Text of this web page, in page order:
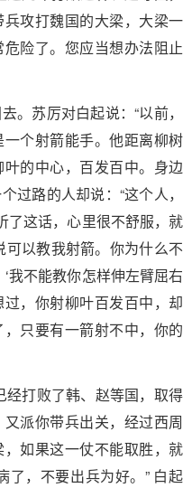
攻打魏国的大梁，大梁一
险了。您应当想办法阻止
苏厉对白起说：“以前，
个射箭能手。他距离柳树
的中心，百发百中。身边
过路的人却说：“这个人，
了这话，心里很不舒服，就
可以教我射箭。你为什么不
我不能教你怎样伸左臂屈右
，你射柳叶百发百中，却
只要有一箭射不中，你的
打败了韩、赵等国，取得
派你带兵出关，经过西周
如果这一仗不能取胜，就
了，不要出兵为好。” 白起